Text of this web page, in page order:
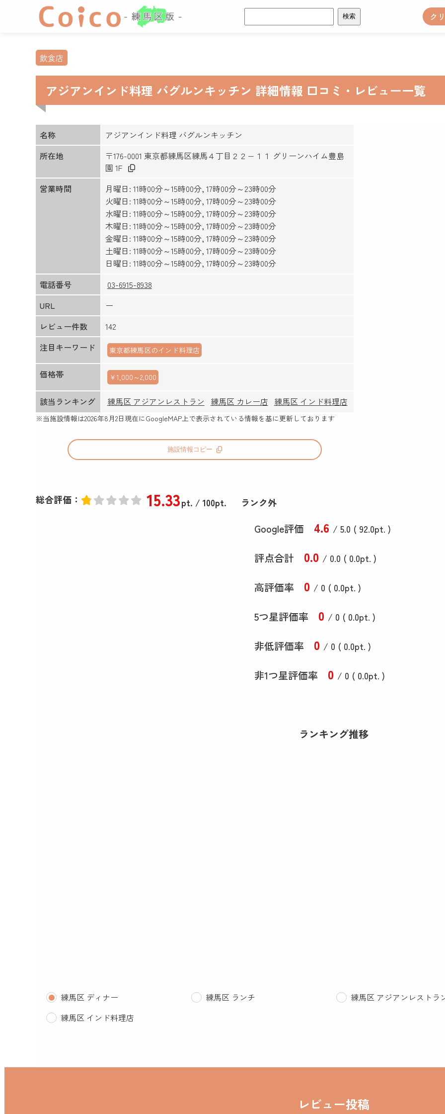
索:
ク
飲食店
アジアンインド料理 バグルンキッチン 詳細情報 口コミ・レビュー一覧
名称
アジアンインド料理 バグルンキッチン
所在地
〒176-0001 東京都練馬区練馬４丁目２２−１１ グリーンハイム豊島
園 1F
営業時間
月曜日: 11時00分～15時00分, 17時00分～23時00分
火曜日: 11時00分～15時00分, 17時00分～23時00分
水曜日: 11時00分～15時00分, 17時00分～23時00分
木曜日: 11時00分～15時00分, 17時00分～23時00分
金曜日: 11時00分～15時00分, 17時00分～23時00分
土曜日: 11時00分～15時00分, 17時00分～23時00分
日曜日: 11時00分～15時00分, 17時00分～23時00分
電話番号
03-6915-8938
URL
ー
レビュー件数
142
注目キーワード
東京都練馬区のインド料理店
価格帯 ￥1,000～2,000
該当ランキング 練馬区 アジアンレストラン 練馬区 カレー店 練馬区 インド料理店
※当施設情報は2026年8月2日現在にGoogleMAP上で表示されている情報を基に更新しております
施設情報コピー
総合評価： 15.33pt. / 100pt. ランク外
Google評価 4.6 / 5.0 ( 92.0pt. )
評点合計 0.0 / 0.0 ( 0.0pt. )
高評価率 0 / 0 ( 0.0pt. )
5つ星評価率 0 / 0 ( 0.0pt. )
非低評価率 0 / 0 ( 0.0pt. )
非1つ星評価率 0 / 0 ( 0.0pt. )
ランキング推移
練馬区 ディナー 練馬区 ランチ
練馬区 アジアンレストラ
練馬区 インド料理店
レビュー投稿